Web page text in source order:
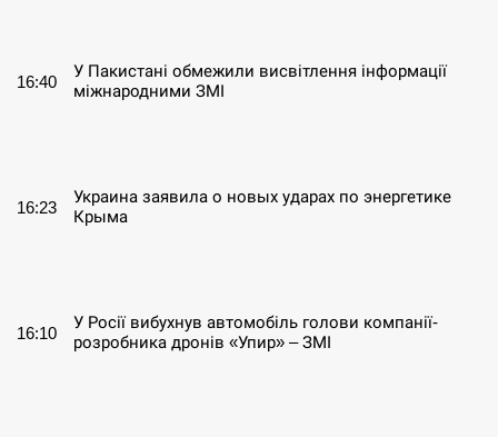
16:40
У Пакистані обмежили висвітлення інформації
міжнародними ЗМІ
16:23
Украина заявила о новых ударах по энергетике
Крыма
16:10
У Росії вибухнув автомобіль голови компанії-
розробника дронів «Упир» – ЗМІ